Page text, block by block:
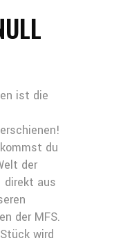
ist die
du
der
direkt aus
der MFS.
wird